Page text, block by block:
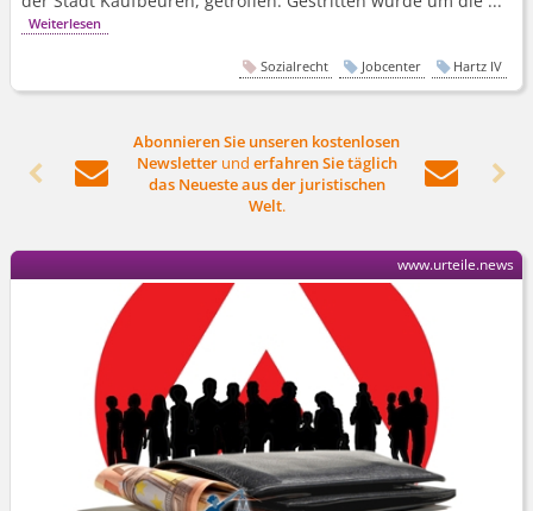
Weiterlesen
Sozialrecht Jobcenter Hartz IV
 
Abonnieren Sie unseren kostenlosen
Newsletterund erfahren Sie täglich
das Neueste aus der juristischen
Welt.
 
www.urteile.news